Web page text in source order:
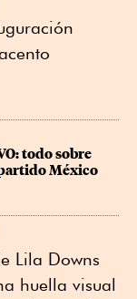
todo sobre
México
Lila Downs
huella visual